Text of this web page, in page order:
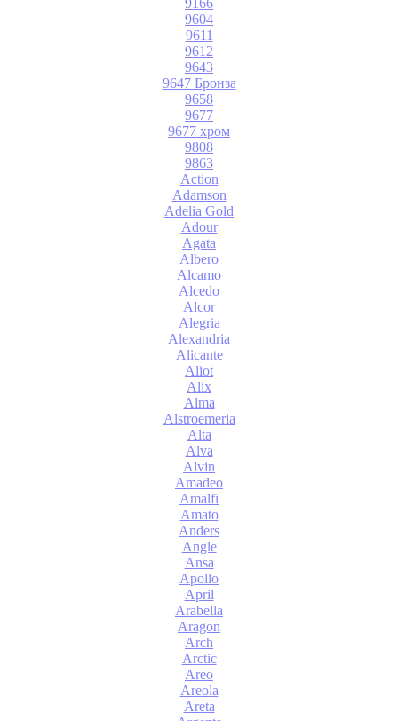
9604
9611
9612
9643
9647 Бронза
9658
9677
9677 хром
9808
9863
Action
Adamson
Adelia Gold
Adour
Agata
Albero
Alcamo
Alcedo
Alcor
Alegria
Alexandria
Alicante
Aliot
Alix
Alma
Alstroemeria
Alta
Alva
Alvin
Amadeo
Amalfi
Amato
Anders
Angle
Ansa
Apollo
April
Arabella
Aragon
Arch
Arctic
Areo
Areola
Areta